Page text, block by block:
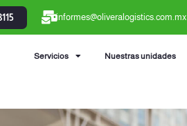
informes@oliveralogistics.com.mx
Servicios Nuestras unidades